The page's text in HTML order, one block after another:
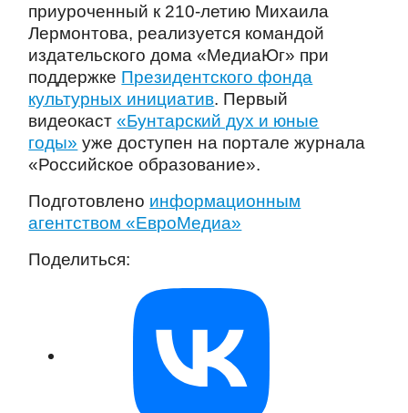
приуроченный к 210-летию Михаила
Лермонтова, реализуется командой
издательского дома «МедиаЮг» при
поддержке Президентского фонда
культурных инициатив. Первый
видеокаст«Бунтарский дух и юные
годы» уже доступен на портале журнала
«Российское образование».
Подготовлено информационным
агентством «ЕвроМедиа»
Поделиться: